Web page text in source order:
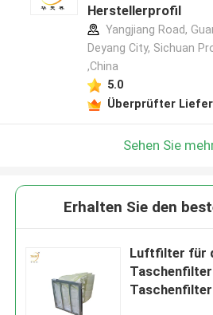
Herstellerprofil
Yangjiang Road,
Deyang City, Sichuan
,China
5.0
Überprüfter
Sehen Sie
Erhalten Sie den
Luftfilter für
Taschenfilter